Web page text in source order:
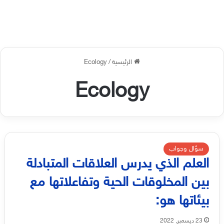
الرئيسية/
Ecology
Ecology
سؤال وجواب
العلم الذي يدرس العلاقات المتبادلة
بين المخلوقات الحية وتفاعلاتها مع
بيئاتها هو:
23 ديسمبر, 2022